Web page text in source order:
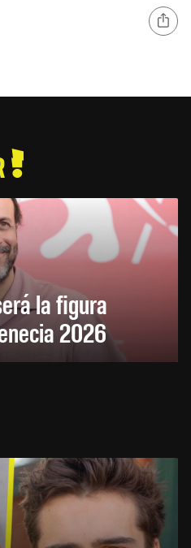
la figura
2026